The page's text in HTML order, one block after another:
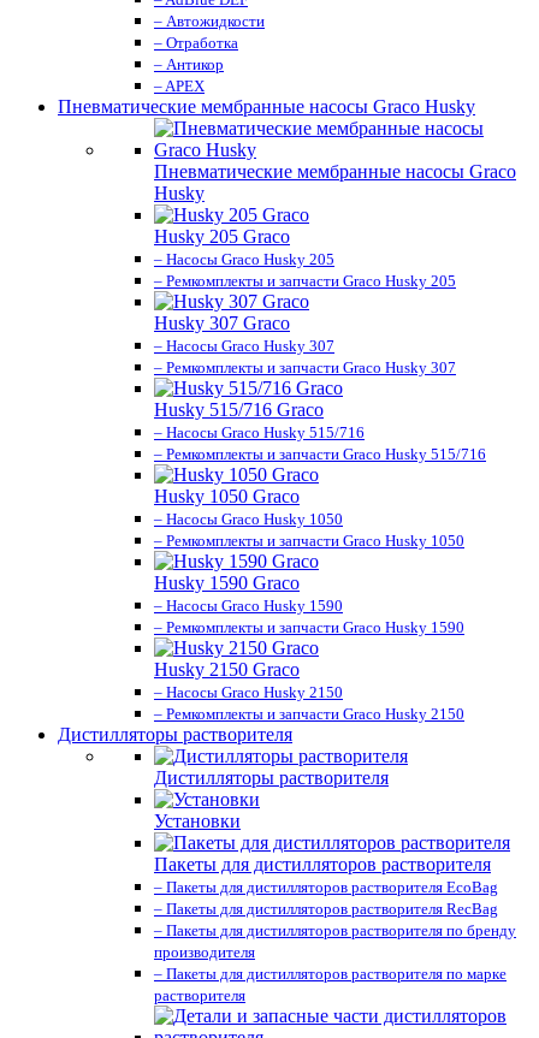
– Автожидкости
– Отработка
– Антикор
– APEX
Пневматические мембранные насосы Graco Husky
Пневматические мембранные насосы Graco
Husky
Husky 205 Graco
– Насосы Graco Husky 205
– Ремкомплекты и запчасти Graco Husky 205
Husky 307 Graco
– Насосы Graco Husky 307
– Ремкомплекты и запчасти Graco Husky 307
Husky 515/716 Graco
– Насосы Graco Husky 515/716
– Ремкомплекты и запчасти Graco Husky 515/716
Husky 1050 Graco
– Насосы Graco Husky 1050
– Ремкомплекты и запчасти Graco Husky 1050
Husky 1590 Graco
– Насосы Graco Husky 1590
– Ремкомплекты и запчасти Graco Husky 1590
Husky 2150 Graco
– Насосы Graco Husky 2150
– Ремкомплекты и запчасти Graco Husky 2150
Дистилляторы растворителя
Дистилляторы растворителя
Установки
Пакеты для дистилляторов растворителя
– Пакеты для дистилляторов растворителя EcoBag
– Пакеты для дистилляторов растворителя RecBag
– Пакеты для дистилляторов растворителя по бренду
производителя
– Пакеты для дистилляторов растворителя по марке
растворителя